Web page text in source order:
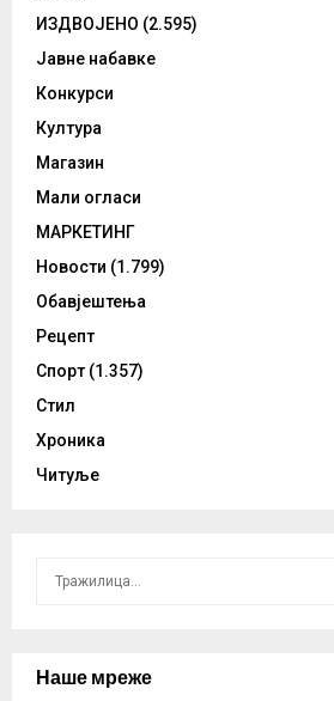
ИЗДВОЈЕНО (2.595)
Јавне набавке
Конкурси
Култура
Магазин
Мали огласи
МАРКЕТИНГ
Новости (1.799)
Обавјештења
Рецепт
Спорт (1.357)
Стил
Хроника
Читуље
cНаше мреже